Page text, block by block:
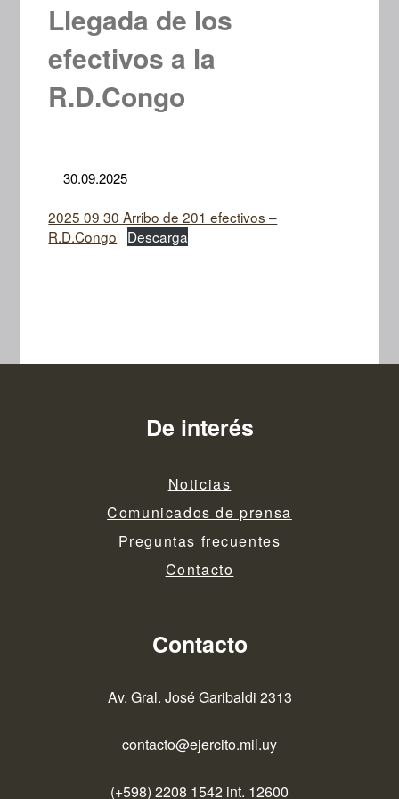
Llegada de los
efectivos a la
R.D.Congo
30.09.2025
2025 09 30 Arribo de 201 efectivos –
R.D.Congo
Descarga
De interés
Noticias
Comunicados de prensa
Preguntas frecuentes
Contacto
Contacto
Av. Gral. José Garibaldi 2313
contacto@ejercito.mil.uy
(+598) 2208 1542 int. 12600